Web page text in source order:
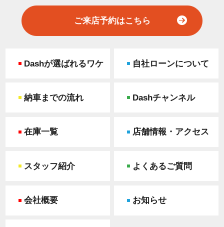
ご来店予約はこちら
Dashが選ばれるワケ 自社ローンについて
納車までの流れ Dashチャンネル
在庫一覧 店舗情報・アクセス
スタッフ紹介 よくあるご質問
会社概要 お知らせ